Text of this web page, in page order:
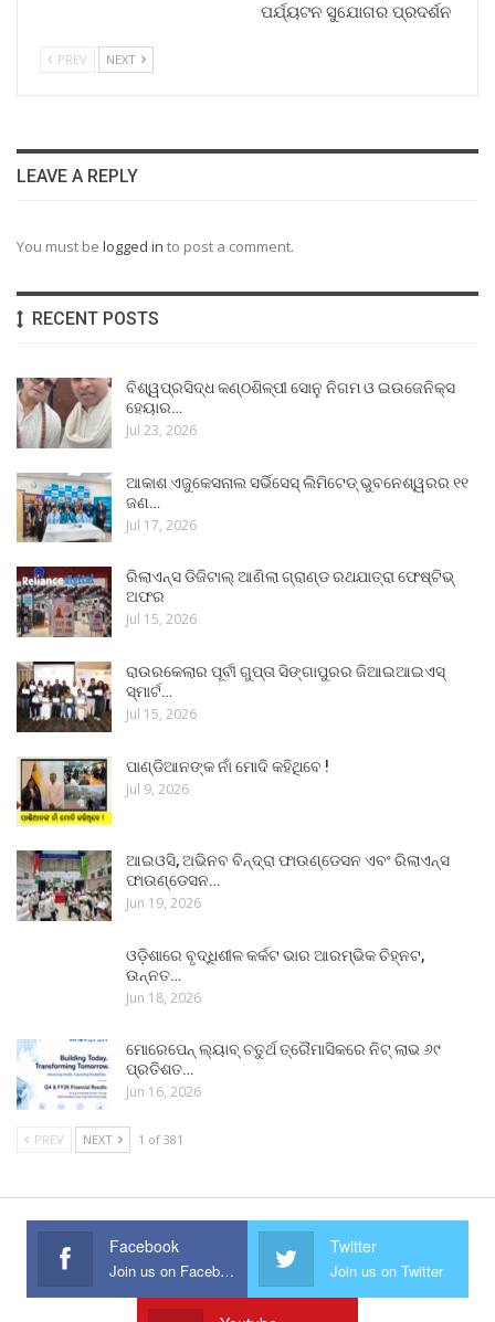
ପର୍ଯ୍ୟଟନ ସୁଯୋଗର ପ୍ରଦର୍ଶନ
PREV NEXT
LEAVE A REPLY
You must be logged in to post a comment.
RECENT POSTS
ବିଶ୍ୱପ୍ରସିଦ୍ଧ କଣ୍ଠଶିଳ୍ପୀ ସୋନୁ ନିଗମ ଓ ଇଉଜେନିକ୍ସ
ହେୟାର…
Jul 23, 2026
ଆକାଶ ଏଜୁକେସନାଲ ସର୍ଭିସେସ୍ ଲିମିଟେଡ୍ ଭୁବନେଶ୍ୱରର ୧୧
ଜଣ…
Jul 17, 2026
ରିଲାଏନ୍ସ ଡିଜିଟାଲ୍ ଆଣିଲା ଗ୍ରାଣ୍ଡ ରଥଯାତ୍ରା ଫେଷ୍ଟିଭ୍
ଅଫର
Jul 15, 2026
ରାଉରକେଲାର ପୂର୍ବୀ ଗୁପ୍ତା ସିଙ୍ଗାପୁରର ଜିଆଇଆଇଏସ୍
ସ୍ମାର୍ଟ…
Jul 15, 2026
ପାଣ୍ଡିଆନଙ୍କ ନାଁ ମୋଦି କହିଥିବେ !
Jul 9, 2026
ଆଇଓସି, ଅଭିନବ ବିନ୍ଦ୍ରା ଫାଉଣ୍ଡେସନ ଏବଂ ରିଲାଏନ୍ସ
ଫାଉଣ୍ଡେସନ…
Jun 19, 2026
ଓଡ଼ିଶାରେ ବୃଦ୍ଧିଶୀଳ କର୍କଟ ଭାର ଆରମ୍ଭିକ ଚିହ୍ନଟ,
ଉନ୍ନତ…
Jun 18, 2026
ମୋରେପେନ୍ ଲ୍ୟାବ୍ ଚତୁର୍ଥ ତ୍ରୈମାସିକରେ ନିଟ୍ ଲାଭ ୬୯
ପ୍ରତିଶତ…
Jun 16, 2026
PREV NEXT 1 of 381
Facebook
Join us on Facebook
Twitter
Join us on Twitter